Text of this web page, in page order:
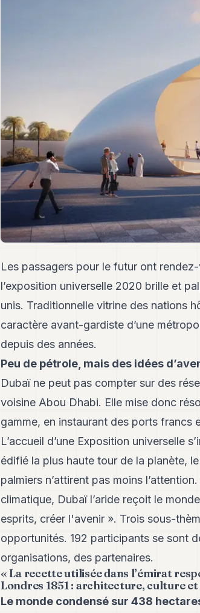
Les passagers pour le futur ont
l’exposition universelle 2020 brille et
unis. Traditionnelle vitrine des nations
caractère avant-gardiste d’une
depuis des années.
Peu de pétrole, mais des idées
Dubaï ne peut pas compter sur des
voisine Abou Dhabi. Elle mise donc
gamme, en instaurant des ports francs
L’accueil d’une Exposition universelle
édifié la plus haute tour de la planète,
palmiers n’attirent pas moins
climatique, Dubaï l’aride reçoit le
esprits, créer l'avenir ». Trois sous-
opportunités. 192 participants se sont
organisations, des partenaires.
« La recette utilisée dans l’émirat
Londres 1851 : architecture, culture
Le monde condensé sur 438